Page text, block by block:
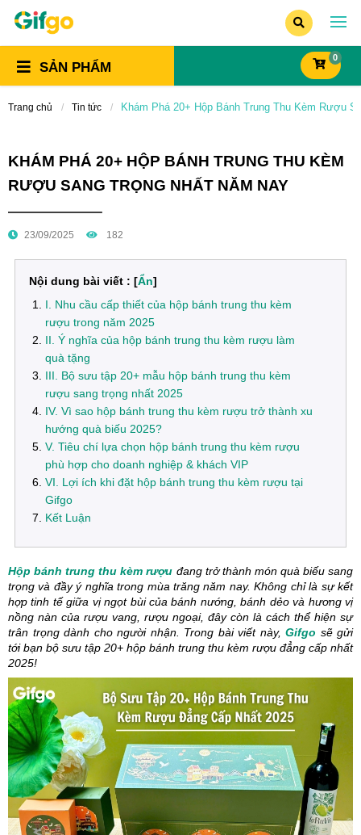
SẢN PHẨM
0
Trang chủ Tin tức Khám Phá 20+ Hộp Bánh Trung Thu Kèm Rượu
KHÁM PHÁ 20+ HỘP BÁNH TRUNG THU KÈM
RƯỢU SANG TRỌNG NHẤT NĂM NAY
23/09/2025 182
Nội dung bài viết : [Ẩn]
I. Nhu cầu cấp thiết của hộp bánh trung thu kèm
rượu trong năm 2025
II. Ý nghĩa của hộp bánh trung thu kèm rượu làm
quà tặng
III. Bộ sưu tập 20+ mẫu hộp bánh trung thu kèm
rượu sang trọng nhất 2025
IV. Vì sao hộp bánh trung thu kèm rượu trở thành xu
hướng quà biếu 2025?
V. Tiêu chí lựa chọn hộp bánh trung thu kèm rượu
phù hợp cho doanh nghiệp & khách VIP
VI. Lợi ích khi đặt hộp bánh trung thu kèm rượu tại
Gifgo
Kết Luận
Hộp bánh trung thu kèm rượu đang trở thành món quà biếu sang
trọng và đầy ý nghĩa trong mùa trăng năm nay. Không chỉ là sự kết
hợp tinh tế giữa vị ngọt bùi của bánh nướng, bánh dẻo và hương vị
nồng nàn của rượu vang, rượu ngoại, đây còn là cách thể hiện sự
trân trọng dành cho người nhận. Trong bài viết này, Gifgo sẽ gửi
tới bạn bộ sưu tập 20+ hộp bánh trung thu kèm rượu đẳng cấp nhất
2025!